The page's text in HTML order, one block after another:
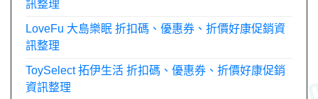
訊整理
LoveFu 大島樂眠 折扣碼、優惠券、折價好康促銷資
訊整理
ToySelect 拓伊生活 折扣碼、優惠券、折價好康促銷
資訊整理